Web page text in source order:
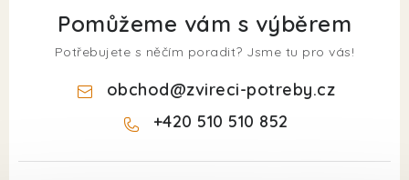
Pomůžeme vám s výběrem
Potřebujete s něčím poradit? Jsme tu pro vás!
obchod@zvireci-potreby.cz
+420 510 510 852